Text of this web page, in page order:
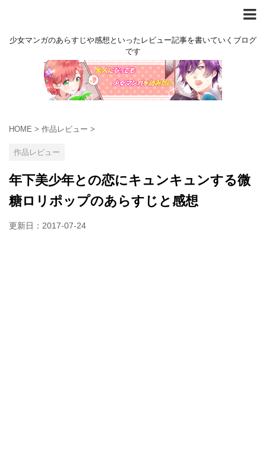
少女マンガのあらすじや感想といったレビュー記事を書いていくブログ
です
HOME > 作品レビュー >
作品レビュー
年下美少年との恋にキュンキュンする微
糖ロリポップのあらすじと感想
更新日： 2017-07-24